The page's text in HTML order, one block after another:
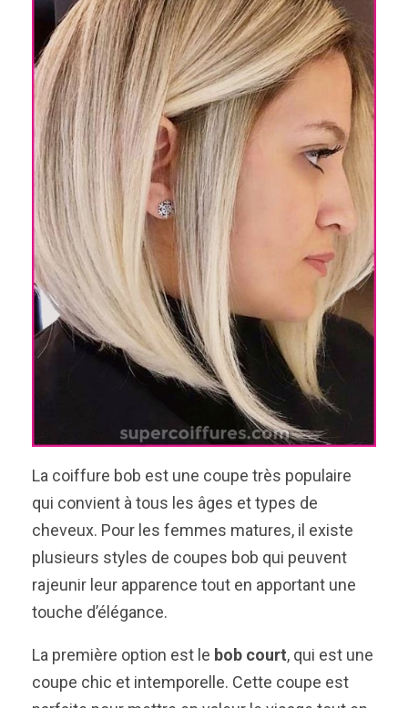
La coiffure bob est une coupe très populaire
qui convient à tous les âges et types de
cheveux. Pour les femmes matures, il existe
plusieurs styles de coupes bob qui peuvent
rajeunir leur apparence tout en apportant une
touche d’élégance.
La première option est le bob court, qui est une
coupe chic et intemporelle. Cette coupe est